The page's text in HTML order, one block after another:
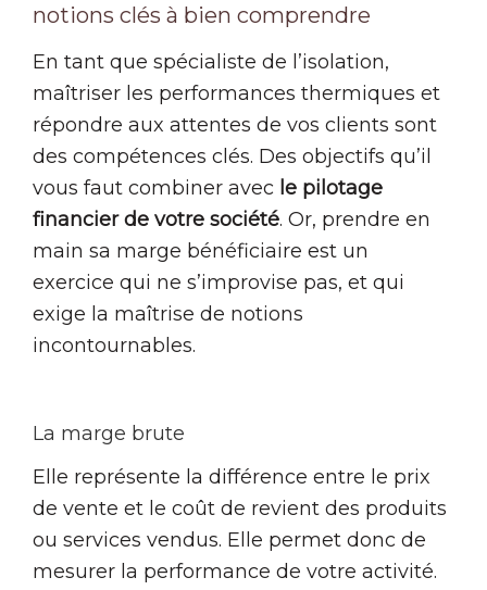
notions clés à bien comprendre
En tant que spécialiste de l’isolation,
maîtriser les performances thermiques et
répondre aux attentes de vos clients sont
des compétences clés. Des objectifs qu’il
vous faut combiner avec le pilotage
financier de votre société. Or, prendre en
main sa marge bénéficiaire est un
exercice qui ne s’improvise pas, et qui
exige la maîtrise de notions
incontournables.
La marge brute
Elle représente la différence entre le prix
de vente et le coût de revient des produits
ou services vendus. Elle permet donc de
mesurer la performance de votre activité.